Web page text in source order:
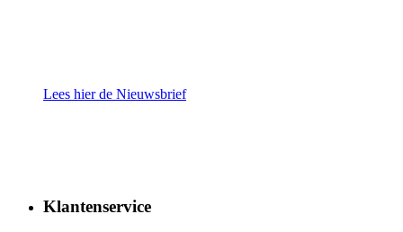
Lees hier de Nieuwsbrief
Klantenservice